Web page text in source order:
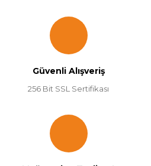
Güvenli Alışveriş
256 Bit SSL Sertifikası